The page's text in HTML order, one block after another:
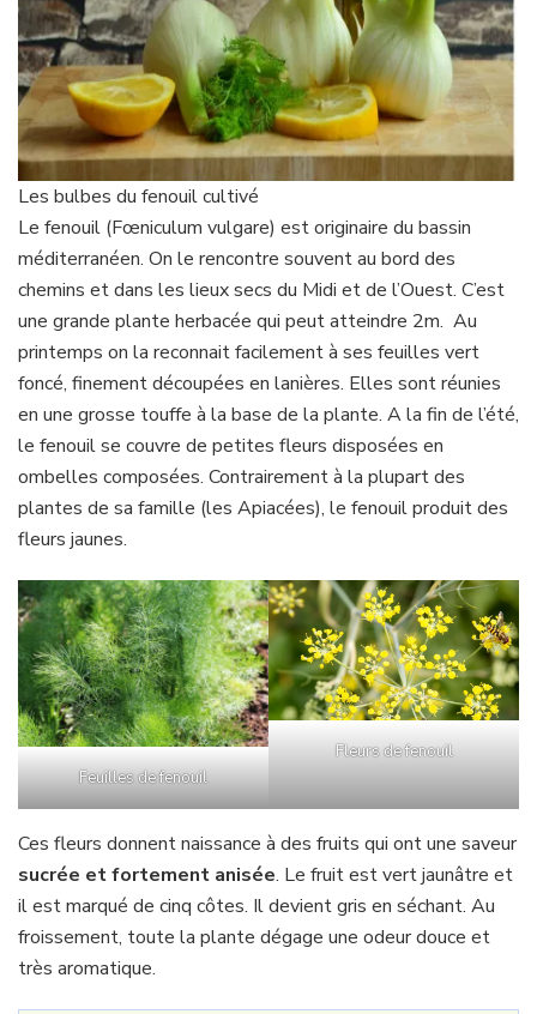
Les bulbes du fenouil cultivé
Le fenouil (Fœniculum vulgare) est originaire du bassin
méditerranéen. On le rencontre souvent au bord des
chemins et dans les lieux secs du Midi et de l’Ouest. C’est
une grande plante herbacée qui peut atteindre 2m. Au
printemps on la reconnait facilement à ses feuilles vert
foncé, finement découpées en lanières. Elles sont réunies
en une grosse touffe à la base de la plante. A la fin de l’été,
le fenouil se couvre de petites fleurs disposées en
ombelles composées. Contrairement à la plupart des
plantes de sa famille (les Apiacées), le fenouil produit des
fleurs jaunes.
Feuilles de fenouil
Fleurs de fenouil
Ces fleurs donnent naissance à des fruits qui ont une saveur
sucrée et fortement anisée. Le fruit est vert jaunâtre et
il est marqué de cinq côtes. Il devient gris en séchant. Au
froissement, toute la plante dégage une odeur douce et
très aromatique.